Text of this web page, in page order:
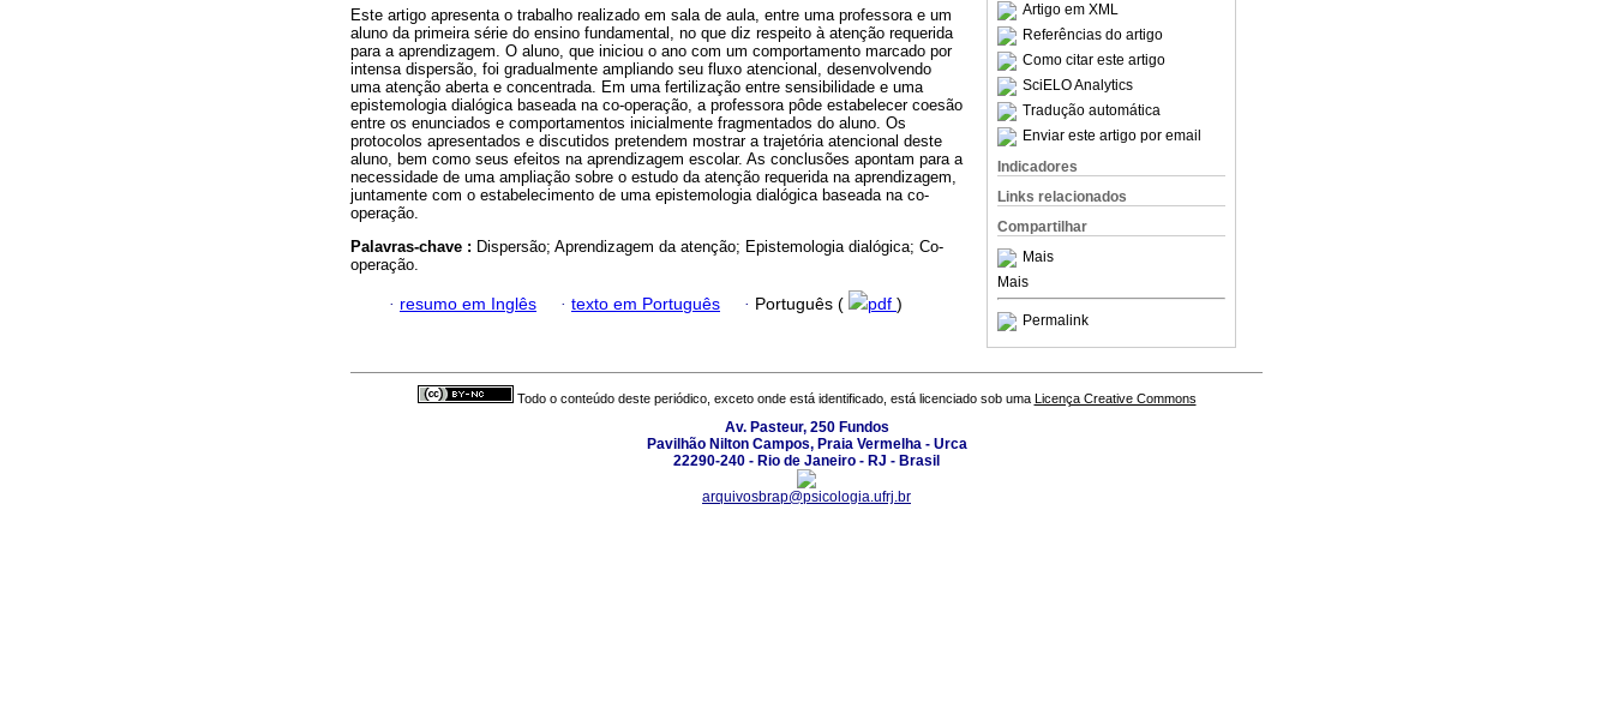
Artigo em XML
Referências do artigo
Como citar este artigo
SciELO Analytics
Tradução automática
Enviar este artigo por email
Indicadores
Links relacionados
Compartilhar
Mais
Mais
Permalink
Este artigo apresenta o trabalho realizado em sala de aula, entre uma professora e um
aluno da primeira série do ensino fundamental, no que diz respeito à atenção requerida
para a aprendizagem. O aluno, que iniciou o ano com um comportamento marcado por
intensa dispersão, foi gradualmente ampliando seu fluxo atencional, desenvolvendo
uma atenção aberta e concentrada. Em uma fertilização entre sensibilidade e uma
epistemologia dialógica baseada na co-operação, a professora pôde estabelecer coesão
entre os enunciados e comportamentos inicialmente fragmentados do aluno. Os
protocolos apresentados e discutidos pretendem mostrar a trajetória atencional deste
aluno, bem como seus efeitos na aprendizagem escolar. As conclusões apontam para a
necessidade de uma ampliação sobre o estudo da atenção requerida na aprendizagem,
juntamente com o estabelecimento de uma epistemologia dialógica baseada na co-
operação.
Palavras-chave : Dispersão; Aprendizagem da atenção; Epistemologia dialógica; Co-
operação.
· resumo em Inglês · texto em Português · Português ( pdf )
Todo o conteúdo deste periódico, exceto onde está identificado, está licenciado sob uma Licença Creative Commons
Av. Pasteur, 250 Fundos
Pavilhão Nilton Campos, Praia Vermelha - Urca
22290-240 - Rio de Janeiro - RJ - Brasil
arquivosbrap@psicologia.ufrj.br